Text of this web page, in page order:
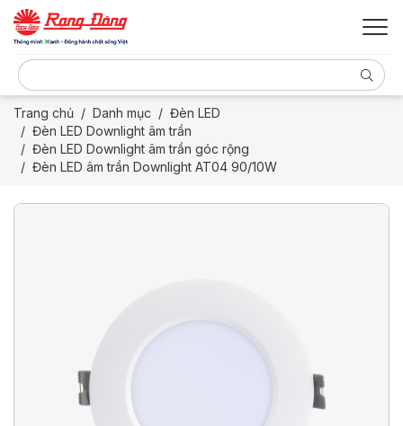
Trang chủ Danh mục
Đèn LED
Đèn LED Downlight âm trần
Đèn LED Downlight âm trần góc rộng
Đèn LED âm trần Downlight AT04 90/10W